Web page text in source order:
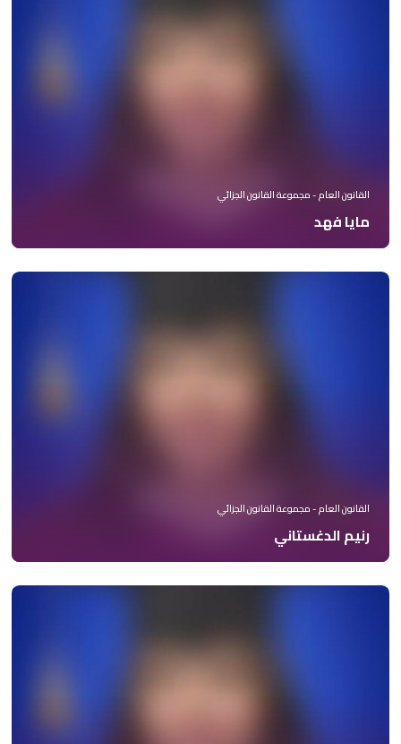
القانون العام - مجموعة القانون الجزائي
مايا فهد
القانون العام - مجموعة القانون الجزائي
رنيم الدغستاني